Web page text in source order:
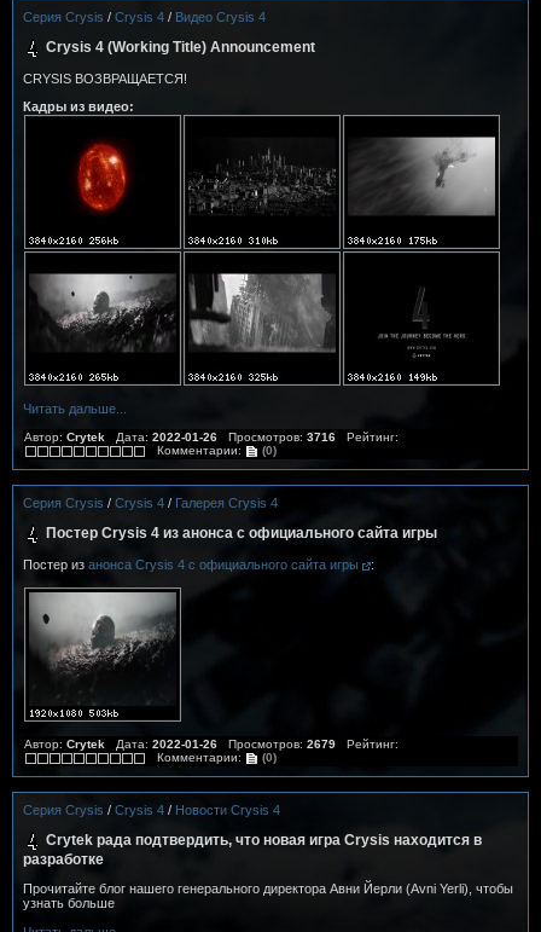
Серия Crysis / Crysis 4 / Видео Crysis 4
Crysis 4 (Working Title) Announcement
CRYSIS ВОЗВРАЩАЕТСЯ!
Кадры из видео:
Читать дальше...
Автор: Crytek Дата: 2022-01-26 Просмотров: 3716 Рейтинг:
Комментарии:
(0)
Серия Crysis / Crysis 4 / Галерея Crysis 4
Постер Crysis 4 из анонса с официального сайта игры
Постер из анонса Crysis 4 с официального сайта игры :
Автор: Crytek Дата: 2022-01-26 Просмотров: 2679 Рейтинг:
Комментарии:
(0)
Серия Crysis / Crysis 4 / Новости Crysis 4
Crytek рада подтвердить, что новая игра Crysis находится в
разработке
Прочитайте блог нашего генерального директора Авни Йерли (Avni Yerli), чтобы
узнать больше